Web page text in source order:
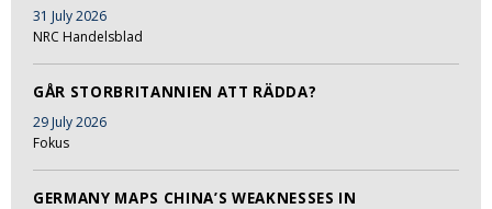
31 July 2026
NRC Handelsblad
GÅR STORBRITANNIEN ATT RÄDDA?
29 July 2026
Fokus
GERMANY MAPS CHINA’S WEAKNESSES IN